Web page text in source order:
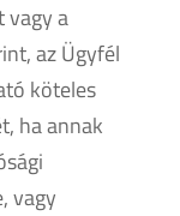
vagy a
az Ügyfél
köteles
ha annak
vagy